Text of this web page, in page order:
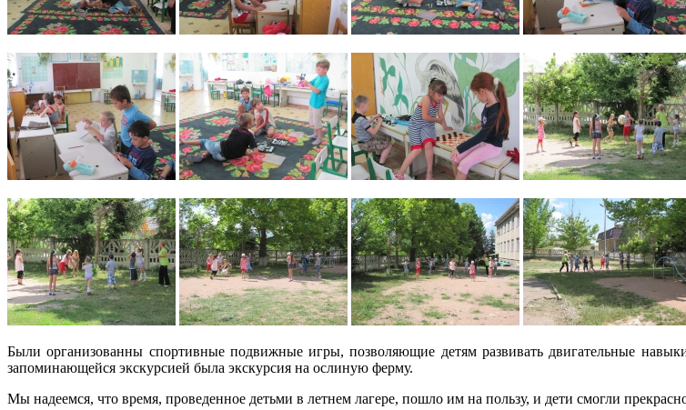
Были организованны спортивные подвижные игры, позволяющие детям развивать двигательные
запоминающейся экскурсией была экскурсия на ослиную ферму.
Мы надеемся, что время, проведенное детьми в летнем лагере, пошло им на пользу, и дети смогли